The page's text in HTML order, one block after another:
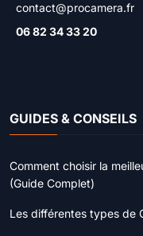
contact@procamera.fr
06 82 34 33 20
GUIDES & CONSEILS
Comment choisir la
(Guide Complet)
Les différentes types de